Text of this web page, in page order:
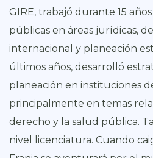
GIRE, trabajó durante 15
públicas en áreas jurídicas,
internacional y planeación
últimos años, desarrolló
planeación en instituciones
principalmente en temas
derecho y la salud pública.
nivel licenciatura. Cuando